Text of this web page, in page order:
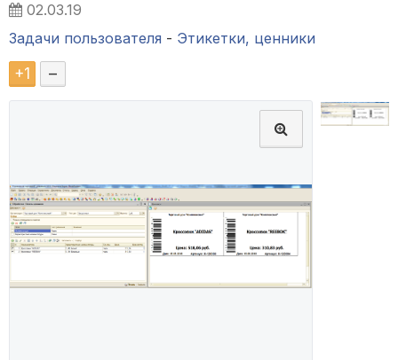
02.03.19
Задачи пользователя - Этикетки, ценники
+1 –